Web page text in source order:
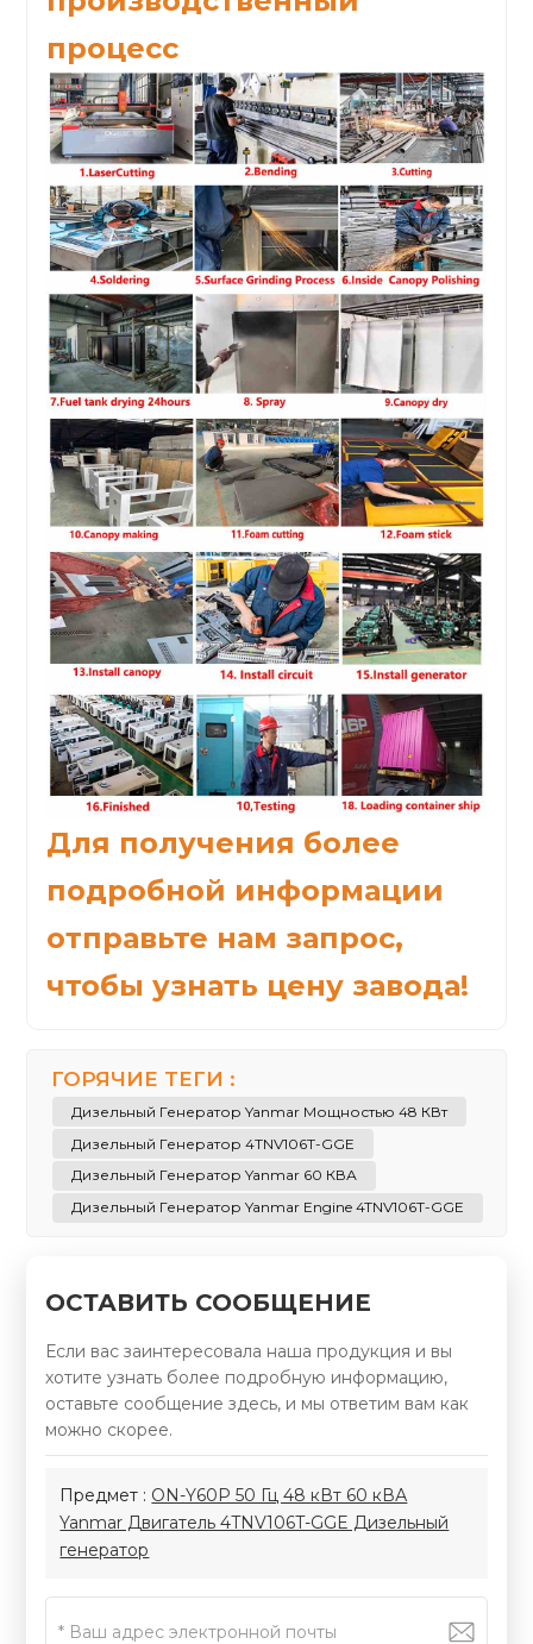
процесс
Для получения более
подробной информации
отправьте нам запрос,
чтобы узнать цену завода!
ГОРЯЧИЕ ТЕГИ :
Дизельный Генератор Yanmar Мощностью 48 КВт
Дизельный Генератор 4TNV106T-GGE
Дизельный Генератор Yanmar 60 КВА
Дизельный Генератор Yanmar Engine 4TNV106T-GGE
ОСТАВИТЬ СООБЩЕНИЕ
Если вас заинтересовала наша продукция и вы
хотите узнать более подробную информацию,
оставьте сообщение здесь, и мы ответим вам как
можно скорее.
Предмет : ON-Y60P 50 Гц 48 кВт 60 кВА
Yanmar Двигатель 4TNV106T-GGE Дизельный
генератор